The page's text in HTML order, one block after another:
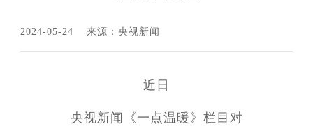
2024-05-24 来源：央视新闻
近日
央视新闻《一点温暖》栏目对